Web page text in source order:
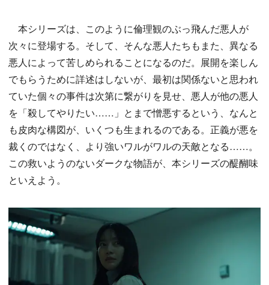
本シリーズは、このように倫理観のぶっ飛んだ悪人が
次々に登場する。そして、そんな悪人たちもまた、異なる
悪人によって苦しめられることになるのだ。展開を楽しん
でもらうために詳述はしないが、最初は関係ないと思われ
ていた個々の事件は次第に繋がりを見せ、悪人が他の悪人
を「殺してやりたい……」とまで憎悪するという、なんと
も皮肉な構図が、いくつも生まれるのである。正義が悪を
裁くのではなく、より強いワルがワルの天敵となる……。
この救いようのないダークな物語が、本シリーズの醍醐味
といえよう。